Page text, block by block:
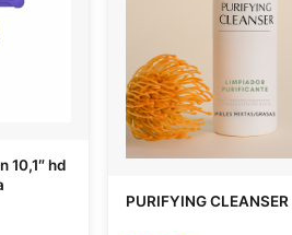
10,1″ hd
PURIFYING CLEANSER